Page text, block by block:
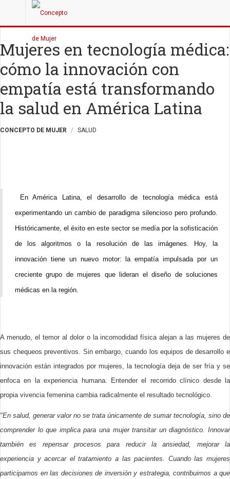
Mujeres en tecnología médica:
cómo la innovación con
empatía está transformando
la salud en América Latina
CONCEPTO DE MUJER SALUD
En América Latina, el desarrollo de tecnología médica está
experimentando un cambio de paradigma silencioso pero profundo.
Históricamente, el éxito en este sector se medía por la sofisticación
de los algoritmos o la resolución de las imágenes. Hoy, la
innovación tiene un nuevo motor: la empatía impulsada por un
creciente grupo de mujeres que lideran el diseño de soluciones
médicas en la región.
A menudo, el temor al dolor o la incomodidad física alejan a las mujeres de
sus chequeos preventivos. Sin embargo, cuando los equipos de desarrollo e
innovación están integrados por mujeres, la tecnología deja de ser fría y se
enfoca en la experiencia humana. Entender el recorrido clínico desde la
propia vivencia femenina cambia radicalmente el resultado tecnológico.
"En salud, generar valor no se trata únicamente de sumar tecnología, sino de
comprender lo que implica para una mujer transitar un diagnóstico. Innovar
también es repensar procesos para reducir la ansiedad, mejorar la
experiencia y acercar el tratamiento a las pacientes. Cuando las mujeres
participamos en las decisiones de inversión y estrategia, contribuimos a que